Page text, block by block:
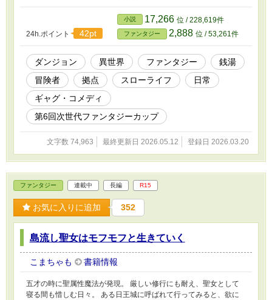
タ銭湯ファンタジーです(笑)
24h.ポイント 42pt
小説 17,266 位 / 228,619件
ファンタジー 2,888 位 / 53,261件
ダンジョン 異世界 ファンタジー
銭湯
冒険者
拠点 スローライフ
日常
ギャグ・コメディ
第6回次世代ファンタジーカップ
文字数 74,963 最終更新日 2026.05.12 登録日 2026.03.20
ファンタジー 連載中 長編 R15
お気に入りに追加 352
島流し聖女はモフモフと生きていく
こまちゃも 書籍情報
五才の時に聖属性魔法が発現。 厳しい修行にも耐え、聖女として
寝る間も惜しむ日々。 ある日王城に呼ばれて行ってみると、欲に